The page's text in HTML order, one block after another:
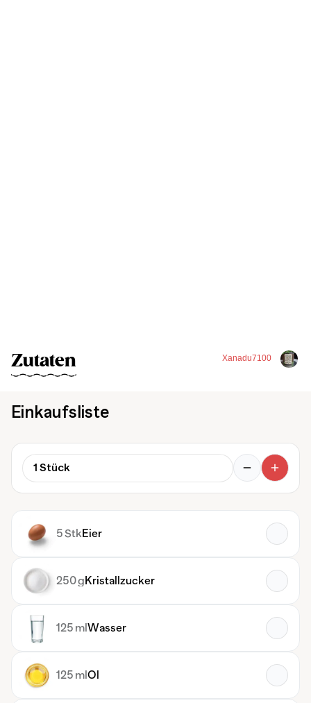
Xanadu7100
Zutaten